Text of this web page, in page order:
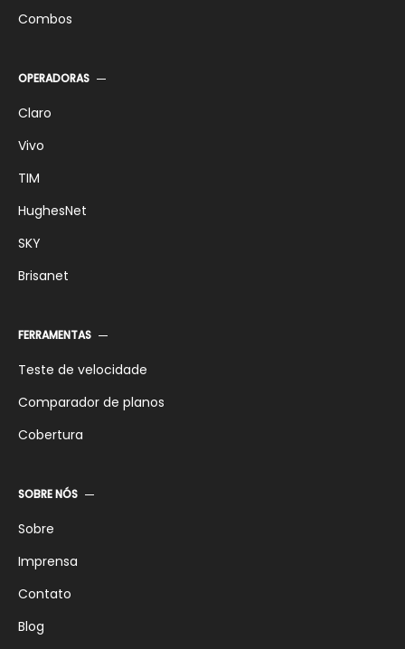
Combos
OPERADORAS
Claro
Vivo
TIM
HughesNet
SKY
Brisanet
FERRAMENTAS
Teste de velocidade
Comparador de planos
Cobertura
SOBRE NÓS
Sobre
Imprensa
Contato
Blog